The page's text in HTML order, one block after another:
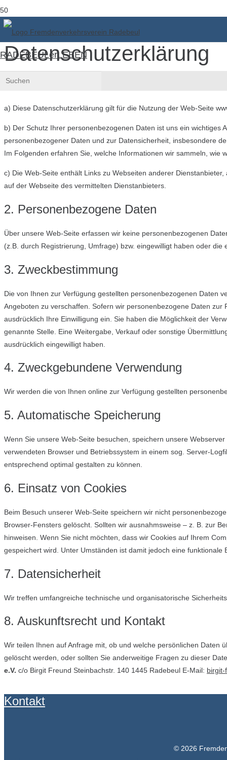
RADEBEULerLEBEN
Datenschutzerklärung
1. Anwendungsbereich
a) Diese Datenschutzerklärung gilt für die Nutzung der Web-Seite
b) Der Schutz Ihrer personenbezogenen Daten ist uns ein
personenbezogener Daten und zur Datensicherheit, insbesondere
Im Folgenden erfahren Sie, welche Informationen wir sammeln, wie
c) Die Web-Seite enthält Links zu Webseiten anderer
auf der Webseite des vermittelten Dienstanbieters.
2. Personenbezogene Daten
Über unsere Web-Seite erfassen wir keine personenbezogenen
(z.B. durch Registrierung, Umfrage) bzw. eingewilligt haben oder
3. Zweckbestimmung
Die von Ihnen zur Verfügung gestellten personenbezogenen Daten
Angeboten zu verschaffen. Sofern wir personenbezogene Daten
ausdrücklich Ihre Einwilligung ein. Sie haben die Möglichkeit der
genannte Stelle. Eine Weitergabe, Verkauf oder sonstige
ausdrücklich eingewilligt haben.
4. Zweckgebundene Verwendung
Wir werden die von Ihnen online zur Verfügung gestellten
5. Automatische Speicherung
Wenn Sie unsere Web-Seite besuchen, speichern unsere
verwendeten Browser und Betriebssystem in einem sog. Server-
entsprechend optimal gestalten zu können.
6. Einsatz von Cookies
Beim Besuch unserer Web-Seite speichern wir nicht
Browser-Fensters gelöscht. Sollten wir ausnahmsweise – z. B. zur
hinweisen. Wenn Sie nicht möchten, dass wir Cookies auf Ihrem
gespeichert wird. Unter Umständen ist damit jedoch eine
7. Datensicherheit
Wir treffen umfangreiche technische und organisatorische
8. Auskunftsrecht und Kontakt
Wir teilen Ihnen auf Anfrage mit, ob und welche persönlichen
gelöscht werden, oder sollten Sie anderweitige Fragen zu dieser
e.V. c/o Birgit Freund Steinbachstr. 140 1445 Radebeul E-Mail: birgit-
Kontakt
© 2026